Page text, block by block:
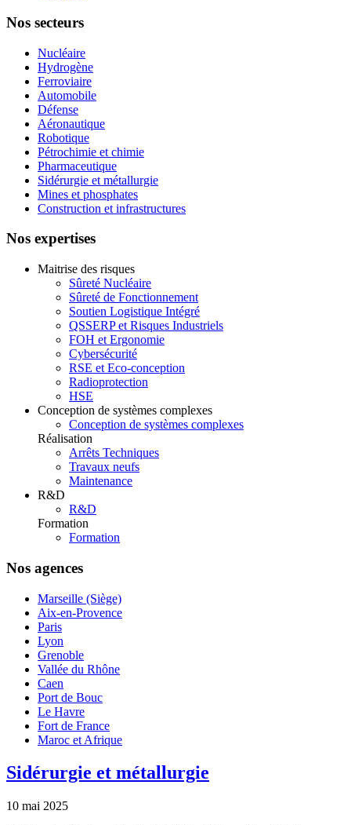
Nos secteurs
Nucléaire
Hydrogène
Ferroviaire
Automobile
Défense
Aéronautique
Robotique
Pétrochimie et chimie
Pharmaceutique
Sidérurgie et métallurgie
Mines et phosphates
Construction et infrastructures
Nos expertises
Maitrise des risques
Sûreté Nucléaire
Sûreté de Fonctionnement
Soutien Logistique Intégré
QSSERP et Risques Industriels
FOH et Ergonomie
Cybersécurité
RSE et Eco-conception
Radioprotection
HSE
Conception de systèmes complexes
Conception de systèmes complexes
Réalisation
Arrêts Techniques
Travaux neufs
Maintenance
R&D
R&D
Formation
Formation
Nos agences
Marseille (Siège)
Aix-en-Provence
Paris
Lyon
Grenoble
Vallée du Rhône
Caen
Port de Bouc
Le Havre
Fort de France
Maroc et Afrique
Sidérurgie et métallurgie
10 mai 2025